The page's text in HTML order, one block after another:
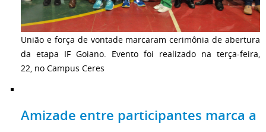
União e força de vontade marcaram cerimônia de abertura
da etapa IF Goiano. Evento foi realizado na terça-feira,
22, no Campus Ceres
Amizade entre participantes marca a